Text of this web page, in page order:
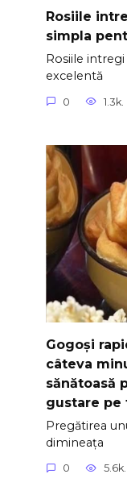
Rosiile
simpla
Rosiile
excelentă
0 1.3k.
Gogoși
câteva
sănătoasă
gustare pe
Pregătirea
dimineața
0 5.6k.